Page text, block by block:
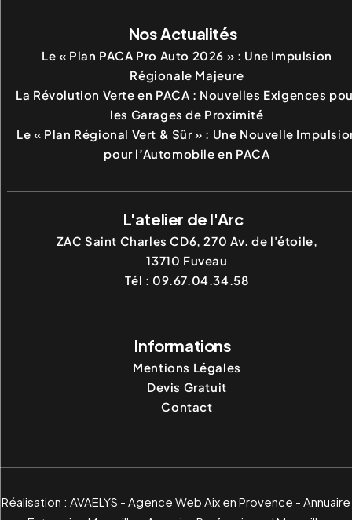
Nos Actualités
Le « Plan PACA Pro Auto 2026 » : Une Impulsion
Régionale Majeure
La Révolution Verte en PACA : Nouvelles Exigences
les Garages de Proximité
Le « Plan Régional Vert & Sûr » : Une Nouvelle
pour l’Automobile en PACA
L'atelier de l'Arc
ZAC Saint Charles CD6, 270 Av. de l'étoile,
13710 Fuveau
Tél : 09.67.04.34.58
Informations
Mentions Légales
Devis Gratuit
Contact
Réalisation : AVAELYS - Agence Web Aix en Provence - Annuaire